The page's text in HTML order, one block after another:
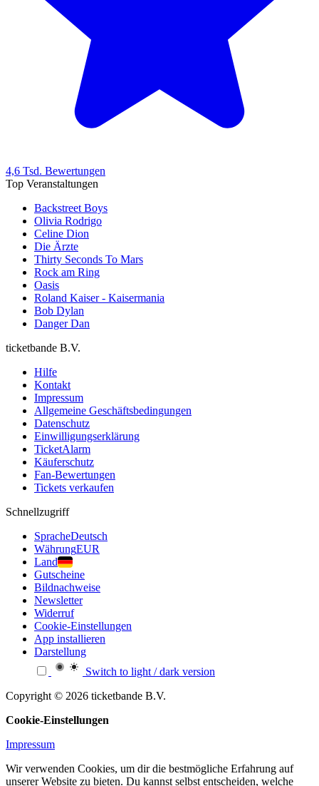
4,6 Tsd. Bewertungen
Top Veranstaltungen
Backstreet Boys
Olivia Rodrigo
Celine Dion
Die Ärzte
Thirty Seconds To Mars
Rock am Ring
Oasis
Roland Kaiser - Kaisermania
Bob Dylan
Danger Dan
ticketbande B.V.
Hilfe
Kontakt
Impressum
Allgemeine Geschäftsbedingungen
Datenschutz
Einwilligungserklärung
TicketAlarm
Käuferschutz
Fan-Bewertungen
Tickets verkaufen
Schnellzugriff
SpracheDeutsch
WährungEUR
Land
Gutscheine
Bildnachweise
Newsletter
Widerruf
Cookie-Einstellungen
App installieren
Darstellung
Switch to light / dark version
Copyright © 2026 ticketbande B.V.
Cookie-Einstellungen
Impressum
Wir verwenden Cookies, um dir die bestmögliche Erfahrung auf
unserer Website zu bieten. Du kannst selbst entscheiden, welche